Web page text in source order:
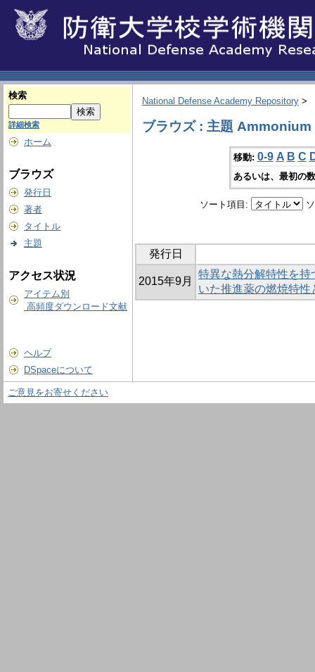
検索
詳細検索
ホーム
ブラウズ
発行日
著者
タイトル
主題
アクセス状況
アイテム別
高頻度ダウンロード文献
ヘルプ
DSpaceについて
National Defense Academy Repository >
ブラウズ : 主題
移動: 0-9 A B C
あるいは、最初の
ソート項目:
発行日
2015年9月
特異な熱分解特性を
いた推進薬の燃焼特性
ご意見をお寄せください